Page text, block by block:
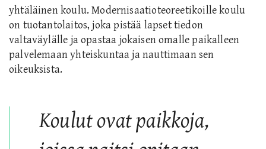
yhtäläinen koulu. Modernisaatioteoreetikoillekoulu
on tuotantolaitos, jokapistää lapset tiedon
valtaväylälle ja opastaa jokaisen omalle paikalleen
palvelemaan yhteiskuntaa ja nauttimaan sen
oikeuksista.
Koulut ovat paikkoja,